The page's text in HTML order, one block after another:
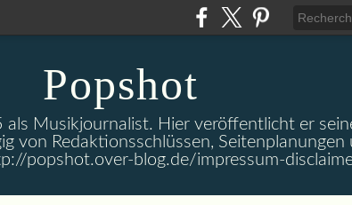
Popshot
Musikjournalist. Hier veröffentlicht er
von Redaktionsschlüssen,
popshot.over-blog.de/impressum-